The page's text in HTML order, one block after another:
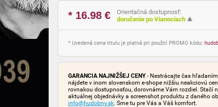
* 16.98 €
Orientačná dostupnosť:
doručenie po Vianociach 🎄
* Uvedená cena titulu je platná pri použití PROMO kódu:
GARANCIA NAJNIŽŠEJ CENY- Nestrácajte čas
nájdete v inom slovenskom e-shope nižšiu neakciovú
rovnakou dostupnosťou, dorovnáme Vám rozdiel. Stačí
aktuálnej objednávky a screenshot produktu z daného
info@hudobny.sk. Sme tu pre Vás a Váš komfort.